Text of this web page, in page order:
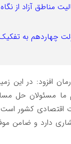
مناطق آزاد از
چهاردهم به تفکیک
افزود: در این
ما مسئولان حل
کشور است که
دارد و ضامن